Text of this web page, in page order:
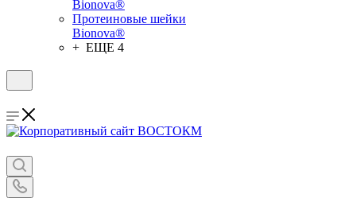
Bionova®
Протеиновые шейки
Bionova®
+ ЕЩЕ 4